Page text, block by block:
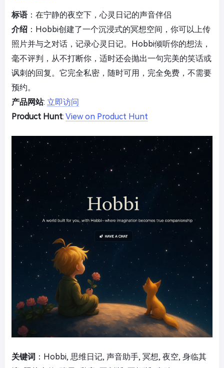
标语：在宁静的夜空下，心灵日记的声音伴侣
介绍 ：Hobbi创建了一个沉浸式的冥想空间，你可以上传
照片并与之对话，记录心灵日记。Hobbi倾听你的想法，
毫不评判，从不打断你，适时还会抛出一句完美的笑话或
讽刺的回复。它完全私密，随时可用，完全免费，不需要
预约。
产品网站: 立即访问
Product Hunt: View on Product Hunt
关键词 ：Hobbi, 思维日记, 声音助手, 冥想, 夜空, 身临其